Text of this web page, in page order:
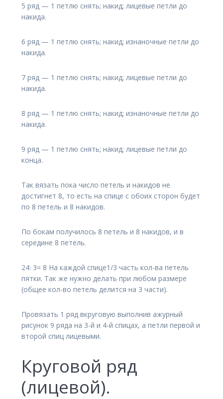
5 ряд — 1 петлю снять; накид; лицевые петли до
накида.
6 ряд — 1 петлю снять; накид; изнаночные петли до
накида.
7 ряд — 1 петлю снять; накид; лицевые петли до
накида.
8 ряд — 1 петлю снять; накид; изнаночные петли до
накида.
9 ряд — 1 петлю снять; накид; лицевые петли до
конца.
Так вязать пока число петель и накидов не
достигнет 8, то есть на спице с обоих сторон будет
по 8 петель и 8 накидов.
По бокам получилось 8 петель и 8 накидов, и в
середине 8 петель.
24: 3= 8 На каждой спице1/3 часть кол-ва петель
пятки. Так же нужно делать при любом размере
(общее кол-во петель делится на 3 части).
Провязать 1 ряд вкруговую выполнив ажурный
рисунок 9 ряда на 3-й и 4-й спицах, а петли первой и
второй спиц лицевыми.
Круговой ряд
(лицевой).